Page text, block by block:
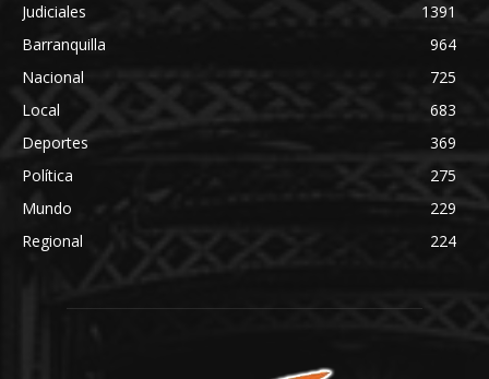
Judiciales
1391
Barranquilla
964
Nacional
725
Local
683
Deportes
369
Política
275
Mundo
229
Regional
224